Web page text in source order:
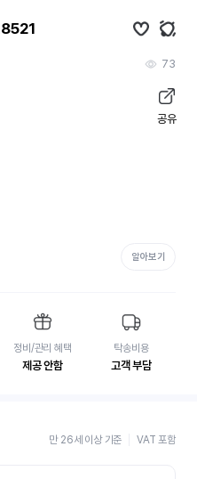
73
공유
알아보기
정비/관리 혜택
제공 안함
탁송비용
고객 부담
만 26세 이상 기준 VAT 포함